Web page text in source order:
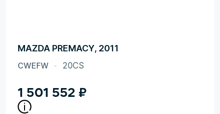
MAZDA PREMACY, 2011
CWEFW 20CS
1 501 552 ₽